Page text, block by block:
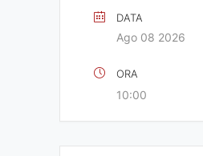
DATA
Ago 08 2026
ORA
10:00